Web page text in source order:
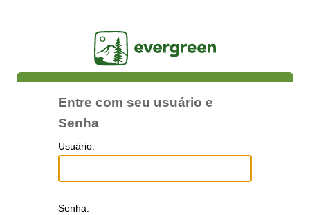
Entre com seu usuário e
Senha
Usuário:
Senha: